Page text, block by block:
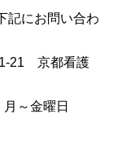
記にお問い合わ
21 京都看護
～金曜日